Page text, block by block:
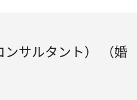
サルタント） （婚